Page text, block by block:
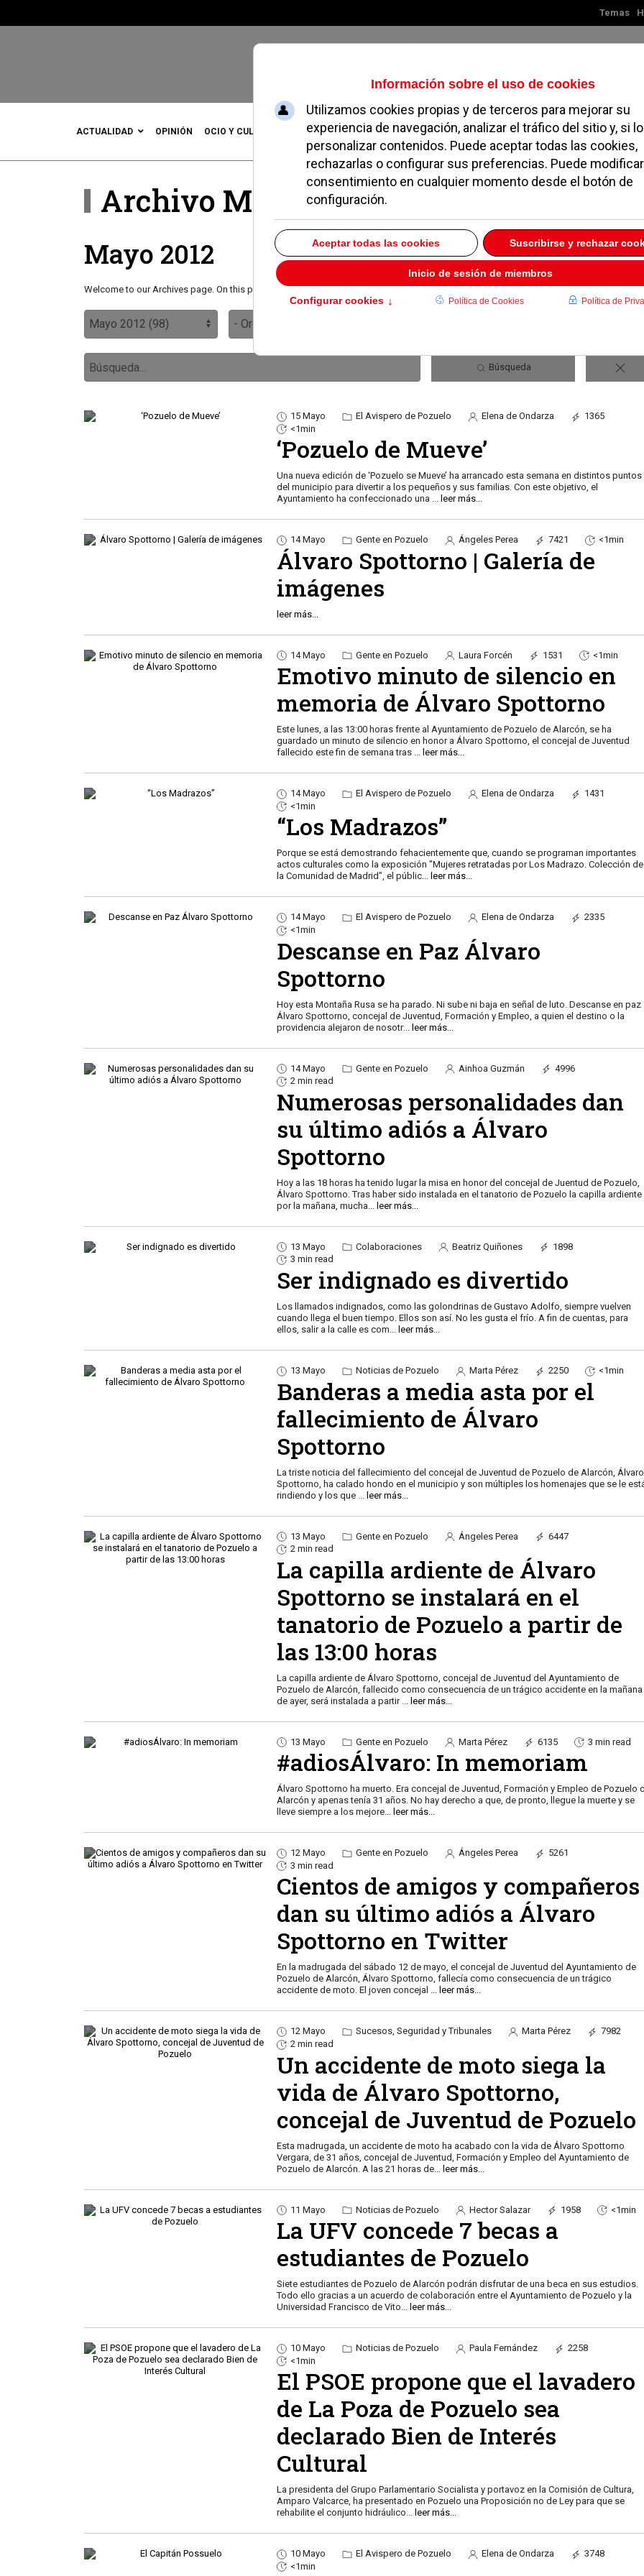
Temas
Viernes, 07 de agosto de 2026
ACTUALIDAD OPINIÓN OCIO Y CULTURA DEPORTES MADRID NOROESTE SOCIEDAD MAGAZINE SERVICIOS
Archivo Mensual
Mayo 2012
Welcome to our Archives page. On this page you will find totaly98of our articles broken down into Months and Years.
Búsqueda
15 Mayo El Avispero de Pozuelo Elena de Ondarza
1365
<1min
‘Pozuelo de Mueve’
Una nueva edición de ‘Pozuelo se Mueve’ ha arrancado esta semana en distintos puntos
del municipio para divertir a los pequeños y sus familias. Con este objetivo, el
Ayuntamiento ha confeccionado una ... leer más...
14 Mayo Gente en Pozuelo Ángeles Perea 7421 <1min
Álvaro Spottorno | Galería de
imágenes
leer más...
14 Mayo Gente en Pozuelo Laura Forcén 1531 <1min
Emotivo minuto de silencio en
memoria de Álvaro Spottorno
Este lunes, a las 13:00 horas frente al Ayuntamiento de Pozuelo de Alarcón, se ha
guardado un minuto de silencio en honor a Álvaro Spottorno, el concejal de Juventud
fallecido este fin de semana tras ... leer más...
14 Mayo El Avispero de Pozuelo Elena de Ondarza
1431
<1min
“Los Madrazos”
Porque se está demostrando fehacientemente que, cuando se programan importantes
actos culturales como la exposición "Mujeres retratadas por Los Madrazo. Colección de
la Comunidad de Madrid", el públic... leer más...
14 Mayo El Avispero de Pozuelo Elena de Ondarza
2335
<1min
Descanse en Paz Álvaro
Spottorno
Hoy esta Montaña Rusa se ha parado. Ni sube ni baja en señal de luto. Descanse en paz
Álvaro Spottorno, concejal de Juventud, Formación y Empleo, a quien el destino o la
providencia alejaron de nosotr... leer más...
14 Mayo Gente en Pozuelo Ainhoa Guzmán
4996
2 min read
Numerosas personalidades dan
su último adiós a Álvaro
Spottorno
Hoy a las 18 horas ha tenido lugar la misa en honor del concejal de Juentud de Pozuelo,
Álvaro Spottorno. Tras haber sido instalada en el tanatorio de Pozuelo la capilla ardiente
por la mañana, mucha
leer más...
13 Mayo Colaboraciones Beatriz Quiñones
1898
3 min read
Ser indignado es divertido
Los llamados indignados, como las golondrinas de Gustavo Adolfo, siempre vuelven
cuando llega el buen tiempo. Ellos son así. No les gusta el frío. A fin de cuentas, para
ellos, salir a la calle es com
leer más...
13 Mayo Noticias de Pozuelo Marta Pérez 2250 <1min
Banderas a media asta por el
fallecimiento de Álvaro
Spottorno
La triste noticia del fallecimiento del concejal de Juventud de Pozuelo de Alarcón, Álvaro
Spottorno, ha calado hondo en el municipio y son múltiples los homenajes que se le
rindiendo y los que
leer más...
13 Mayo Gente en Pozuelo Ángeles Perea
6447
2 min read
La capilla ardiente de Álvaro
Spottorno se instalará en el
tanatorio de Pozuelo a partir de
las 13:00 horas
La capilla ardiente de Álvaro Spottorno, concejal de Juventud del Ayuntamiento de
Pozuelo de Alarcón, fallecido como consecuencia de un trágico accidente en la mañana
de ayer, será instalada a partir
leer más...
13 Mayo Gente en Pozuelo Marta Pérez 6135 3 min read
#adiosÁlvaro: In memoriam
Álvaro Spottorno ha muerto. Era concejal de Juventud, Formación y Empleo de Pozuelo
Alarcón y apenas tenía 31 años. No hay derecho a que, de pronto, llegue la muerte y se
lleve siempre a los mejore... leer más...
12 Mayo Gente en Pozuelo Ángeles Perea
5261
3 min read
Cientos de amigos y compañeros
dan su último adiós a Álvaro
Spottorno en Twitter
En la madrugada del sábado 12 de mayo, el concejal de Juventud del Ayuntamiento de
Pozuelo de Alarcón, Álvaro Spottorno, fallecía como consecuencia de un trágico
accidente de moto. El joven concejal ... leer más...
12 Mayo Sucesos, Seguridad y Tribunales Marta Pérez
7982
2 min read
Un accidente de moto siega la
vida de Álvaro Spottorno,
concejal de Juventud de Pozuelo
Esta madrugada, un accidente de moto ha acabado con la vida de Álvaro Spottorno
Vergara, de 31 años, concejal de Juventud, Formación y Empleo del Ayuntamiento de
Pozuelo de Alarcón. A las 21 horas de
leer más...
11 Mayo Noticias de Pozuelo Hector Salazar 1958 <1min
La UFV concede 7 becas a
estudiantes de Pozuelo
Siete estudiantes de Pozuelo de Alarcón podrán disfrutar de una beca en sus estudios.
Todo ello gracias a un acuerdo de colaboración entre el Ayuntamiento de Pozuelo y la
Universidad Francisco de Vito... leer más...
10 Mayo Noticias de Pozuelo Paula Fernández
2258
<1min
El PSOE propone que el lavadero
de La Poza de Pozuelo sea
declarado Bien de Interés
Cultural
La presidenta del Grupo Parlamentario Socialista y portavoz en la Comisión de Cultura,
Amparo Valcarce, ha presentado en Pozuelo una Proposición no de Ley para que se
rehabilite el conjunto hidráulico... leer más...
10 Mayo El Avispero de Pozuelo Elena de Ondarza
3748
<1min